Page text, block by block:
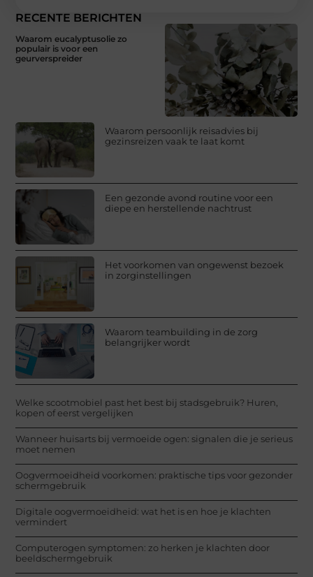
RECENTE BERICHTEN
Waarom eucalyptusolie zo
populair is voor een
geurverspreider
Waarom persoonlijk reisadvies bij
gezinsreizen vaak te laat komt
Een gezonde avond routine voor een
diepe en herstellende nachtrust
Het voorkomen van ongewenst bezoek
in zorginstellingen
Waarom teambuilding in de zorg
belangrijker wordt
Welke scootmobiel past het best bij stadsgebruik? Huren,
kopen of eerst vergelijken
Wanneer huisarts bij vermoeide ogen: signalen die je serieus
moet nemen
Oogvermoeidheid voorkomen: praktische tips voor gezonder
schermgebruik
Digitale oogvermoeidheid: wat het is en hoe je klachten
vermindert
Computerogen symptomen: zo herken je klachten door
beeldschermgebruik